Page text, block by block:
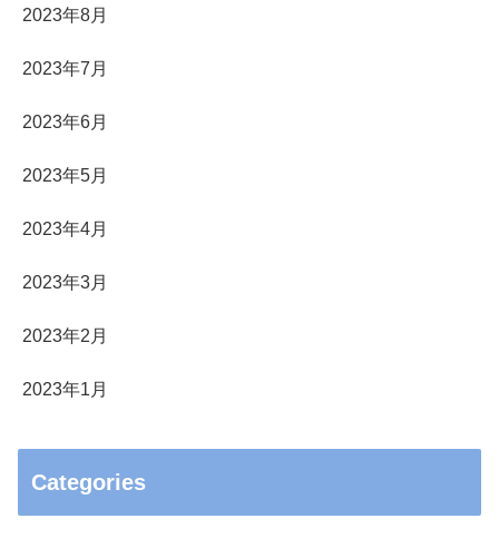
2023年8月
2023年7月
2023年6月
2023年5月
2023年4月
2023年3月
2023年2月
2023年1月
Categories